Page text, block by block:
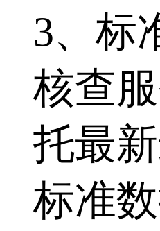
3、标
核查
托最
标准